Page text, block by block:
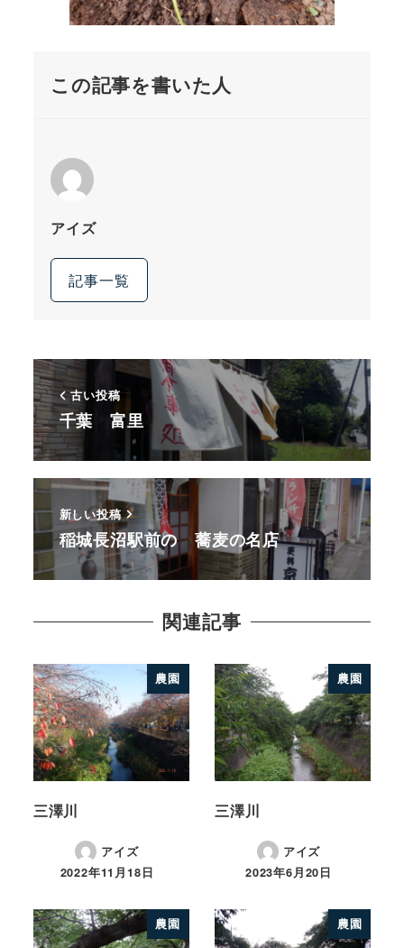
この記事を書いた人
アイズ
記事一覧
古い投稿
千葉 富里
新しい投稿
稲城長沼駅前の 蕎麦の名店
関連記事
農園
三澤川
アイズ
2022年11月18日
農園
三澤川
アイズ
2023年6月20日
農園 農園